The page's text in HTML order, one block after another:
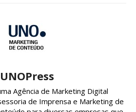
UNOPress
Agência de Marketing Digital
de Imprensa e Marketing de